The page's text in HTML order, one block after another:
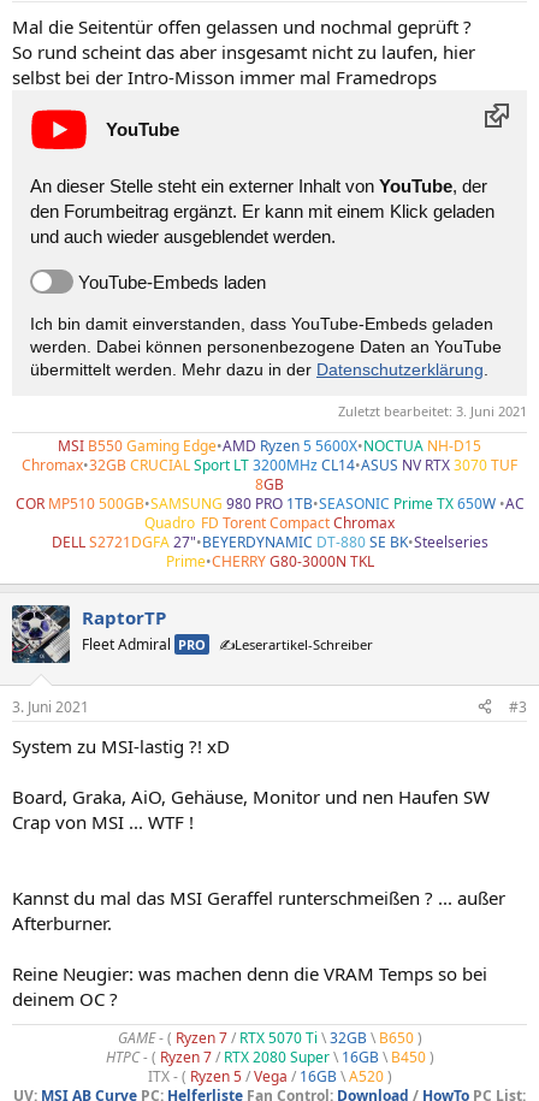
Mal die Seitentür offen gelassen und nochmal geprüft ?
So rund scheint das aber insgesamt nicht zu laufen, hier
selbst bei der Intro-Misson immer mal Framedrops
YouTube
An dieser Stelle steht ein externer Inhalt von YouTube, der
den Forumbeitrag ergänzt. Er kann mit einem Klick geladen
und auch wieder ausgeblendet werden.
YouTube-Embeds laden
Ich bin damit einverstanden, dass YouTube-Embeds geladen
werden. Dabei können personen­bezogene Daten an YouTube
übermittelt werden. Mehr dazu in der Datenschutzerklärung.
Zuletzt bearbeitet: 3. Juni 2021
MSI B550Gaming Edge•AMD Ryzen5 5600X•NOCTUA NH-D15
Chromax•32GBCRUCIALSport LT3200MHzCL14•ASUS NV RTX3070TUF
8GB
COR MP510 500GB•SAMSUNG 980 PRO 1TB•SEASONIC Prime TX 650W•AC
Quadro FD Torent CompactChromax
DELL S2721DGFA 27"•BEYERDYNAMIC DT-880SE BK•Steelseries
Prime•CHERRY G80-3000N TKL
RaptorTP
Fleet Admiral PRO ✍️Leserartikel-Schreiber
3. Juni 2021 #3
System zu MSI-lastig ?! xD
Board, Graka, AiO, Gehäuse, Monitor und nen Haufen SW
Crap von MSI ... WTF !
Kannst du mal das MSI Geraffel runterschmeißen ? ... außer
Afterburner.
Reine Neugier: was machen denn die VRAM Temps so bei
deinem OC ?
GAME- ( Ryzen 7/ RTX 5070 Ti \32GB\ B650)
HTPC -( Ryzen 7/ RTX 2080 Super\ 16GB\ B450)
ITX - ( Ryzen 5/Vega / 16GB\A520)
UV: MSI AB Curve PC: Helferliste Fan Control: Download / HowTo PC List: